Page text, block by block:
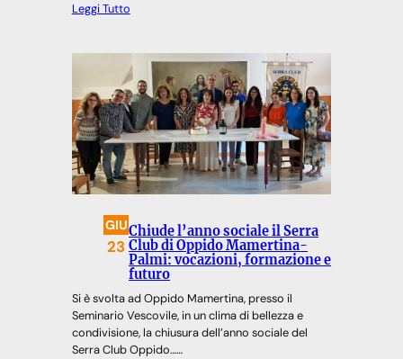
Leggi Tutto
GIU
23
Chiude l’anno sociale il Serra
Club di Oppido Mamertina-
Palmi: vocazioni, formazione e
futuro
Si è svolta ad Oppido Mamertina, presso il
Seminario Vescovile, in un clima di bellezza e
condivisione, la chiusura dell’anno sociale del
Serra Club Oppido……